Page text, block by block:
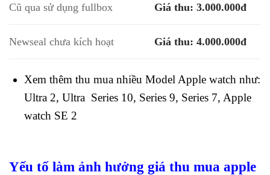
Cũ qua sử dụng fullbox Giá thu: 3.000.000đ
Newseal chưa kích hoạt Giá thu: 4.000.000đ
Xem thêm thu mua nhiều Model Apple watch như:
Ultra 2, Ultra Series 10, Series 9, Series 7, Apple
watch SE 2
Yếu tố làm ảnh hưởng giá thu mua apple